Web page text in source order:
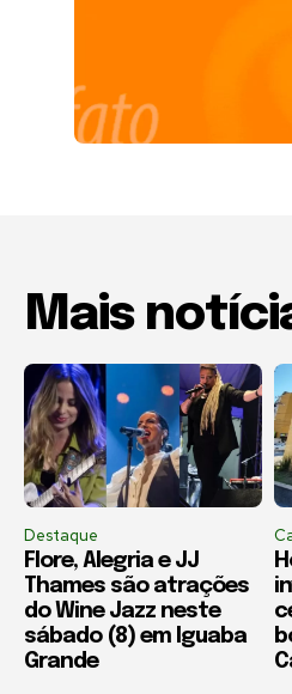
Mais
Destaque
Flore, Alegria e JJ
Thames são atrações
do Wine Jazz neste
sábado (8) em Iguaba
Grande